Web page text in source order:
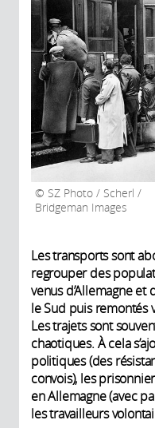
SZ Photo / Scherl /
Bridgeman Images
Les transports sont
regrouper des
venus d’Allemagne et
le Sud puis remontés
Les trajets sont
chaotiques. À cela
politiques (des
convois), les
en Allemagne (avec
les travailleurs